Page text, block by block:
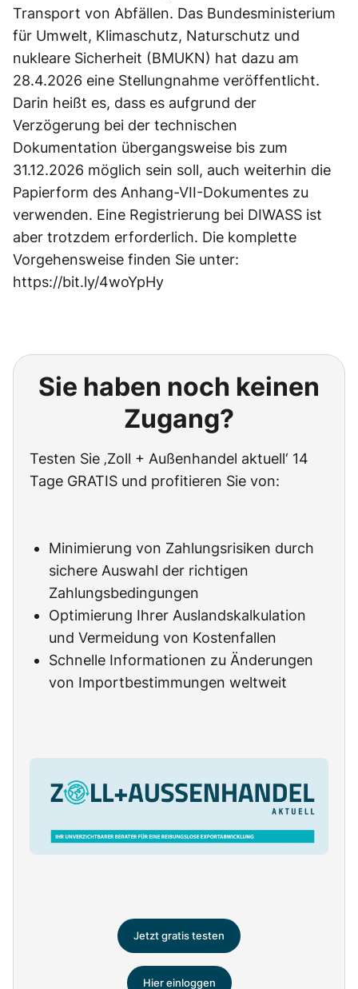
Transport von Abfällen. Das Bundesministerium
für Umwelt, Klimaschutz, Naturschutz und
nukleare Sicherheit (BMUKN) hat dazu am
28.4.2026 eine Stellungnahme veröffentlicht.
Darin heißt es, dass es aufgrund der
Verzögerung bei der technischen
Dokumentation übergangsweise bis zum
31.12.2026 möglich sein soll, auch weiterhin die
Papierform des Anhang-VII-Dokumentes zu
verwenden. Eine Registrierung bei DIWASS ist
aber trotzdem erforderlich. Die komplette
Vorgehensweise finden Sie unter:
https://bit.ly/4woYpHy
Sie haben noch keinen
Zugang?
Testen Sie ‚Zoll + Außenhandel aktuell‘ 14
Tage GRATIS und profitieren Sie von:
Minimierung von Zahlungsrisiken durch
sichere Auswahl der richtigen
Zahlungsbedingungen
Optimierung Ihrer Auslandskalkulation
und Vermeidung von Kostenfallen
Schnelle Informationen zu Änderungen
von Importbestimmungen weltweit
Jetzt gratis testen
Hier einloggen